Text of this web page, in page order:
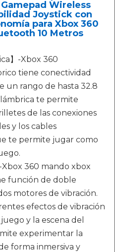
Wireless
Joystick con
para Xbox 360
10 Metros
】-Xbox 360
tiene conectividad
rango de hasta 32.8
te permite
de las conexiones
y los cables
te permite jugar como
Xbox 360 mando xbox
función de doble
motores de vibración.
efectos de vibración
y la escena del
experimentar la
forma inmersiva y